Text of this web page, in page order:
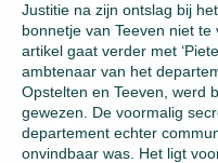
Justitie na zijn ontslag bij
bonnetje van Teeven niet te
artikel gaat verder met
ambtenaar van het
Opstelten en Teeven, werd
gewezen. De voormalig
departement echter
onvindbaar was. Het ligt